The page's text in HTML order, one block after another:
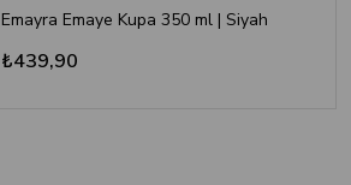
Emayra Emaye Kupa 350 ml | Siyah
₺439,90